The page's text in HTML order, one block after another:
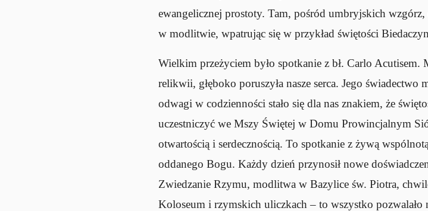
ewangelicznej prostoty. Tam, pośród umbryjskich
w modlitwie, wpatrując się w przykład świętości
Wielkim przeżyciem było spotkanie z bł. Carlo
relikwii, głęboko poruszyła nasze serca. Jego świadectwo
odwagi w codzienności stało się dla nas znakiem, że
uczestniczyć we Mszy Świętej w Domu Prowincjalnym
otwartością i serdecznością. To spotkanie z żywą
oddanego Bogu. Każdy dzień przynosił nowe
Zwiedzanie Rzymu, modlitwa w Bazylice św. Piotra,
Koloseum i rzymskich uliczkach – to wszystko pozwalało